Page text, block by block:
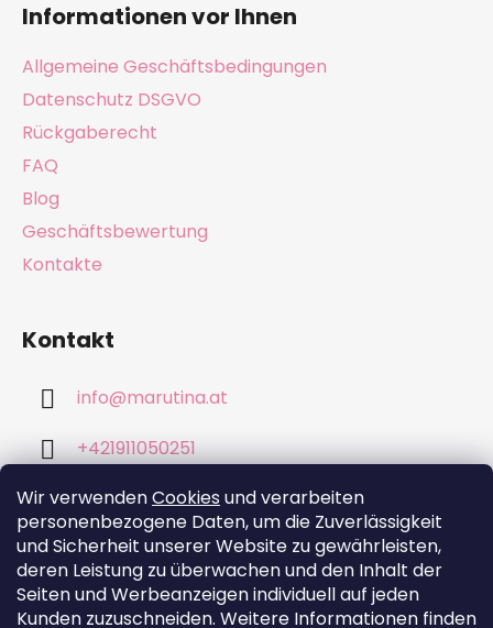
Wir verwendenCookies und verarbeiten
personenbezogene Daten, um die Zuverlässigkeit
und Sicherheit unserer Website zu gewährleisten,
deren Leistung zu überwachen und den Inhalt der
Seiten und Werbeanzeigen individuell auf jeden
Kunden zuzuschneiden. Weitere Informationen finden
Informationen vor Ihnen
Allgemeine Geschäftsbedingungen
Datenschutz DSGVO
Rückgaberecht
FAQ
Blog
Geschäftsbewertung
Kontakte
Kontakt
info@marutina.at
+421911050251
Wir akzeptieren online-Zahlungen